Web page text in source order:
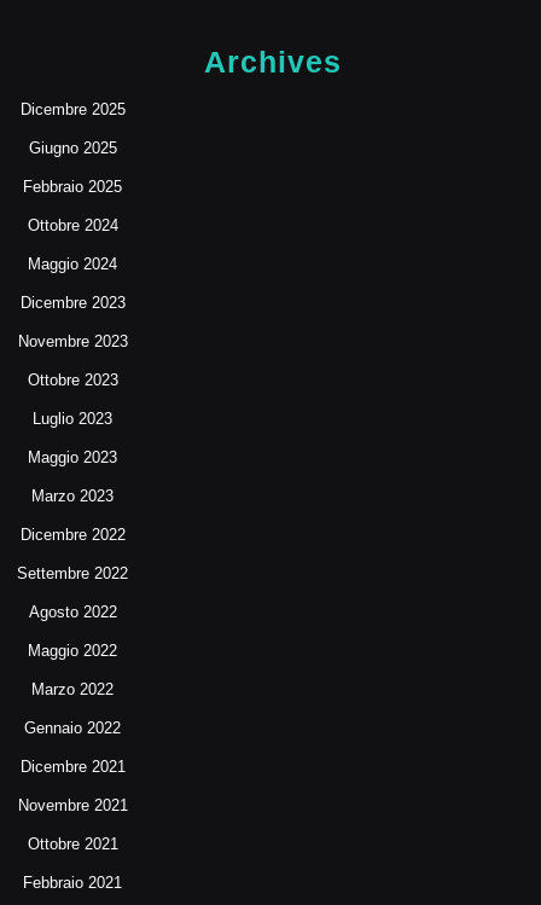
Archives
Dicembre 2025
Giugno 2025
Febbraio 2025
Ottobre 2024
Maggio 2024
Dicembre 2023
Novembre 2023
Ottobre 2023
Luglio 2023
Maggio 2023
Marzo 2023
Dicembre 2022
Settembre 2022
Agosto 2022
Maggio 2022
Marzo 2022
Gennaio 2022
Dicembre 2021
Novembre 2021
Ottobre 2021
Febbraio 2021